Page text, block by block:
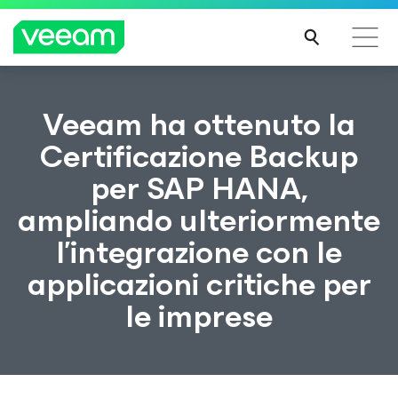
Linee guida di Veeam per i clienti interessati
dall'aggiornamento dei contenuti di CrowdStrike
PER
DI
PIÙ
Veeam ha ottenuto la
Certificazione Backup
per SAP HANA,
ampliando ulteriormente
l’integrazione con le
applicazioni critiche per
le imprese